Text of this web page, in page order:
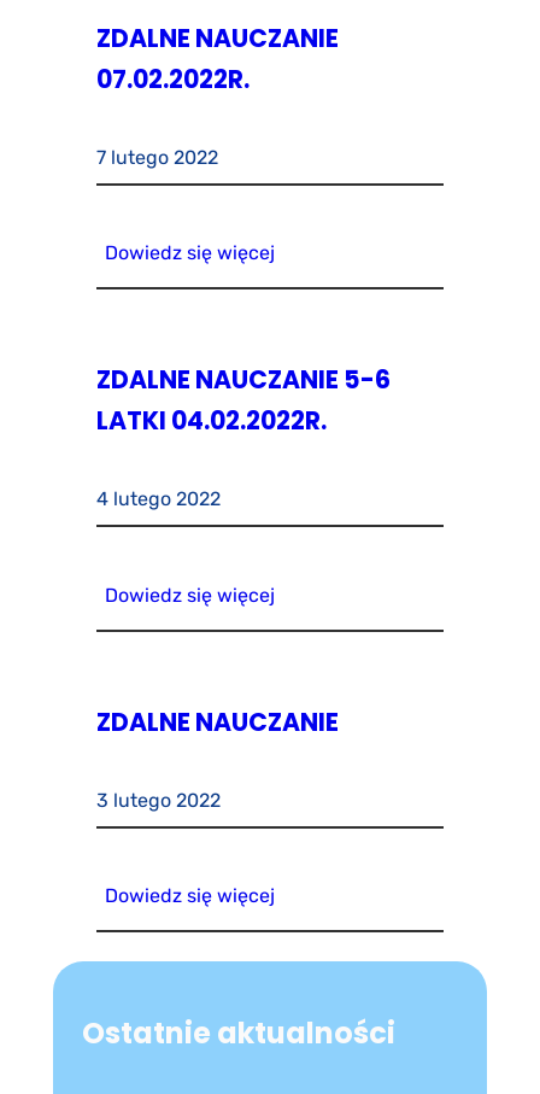
ZDALNE NAUCZANIE
07.02.2022R.
7 lutego 2022
Dowiedz się więcej
ZDALNE NAUCZANIE 5-6
LATKI 04.02.2022R.
4 lutego 2022
Dowiedz się więcej
ZDALNE NAUCZANIE
3 lutego 2022
Dowiedz się więcej
Ostatnie aktualności